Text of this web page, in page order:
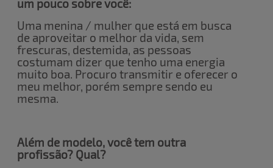
um pouco sobre você:
Uma menina / mulher que está em busca
de aproveitar o melhor da vida, sem
frescuras, destemida, as pessoas
costumam dizer que tenho uma energia
muito boa. Procuro transmitir e oferecer o
meu melhor, porém sempre sendo eu
mesma.
Além de modelo, você tem outra
profissão? Qual?